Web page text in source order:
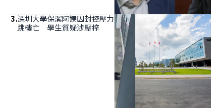
3.深圳大學保潔阿姨因封控壓力
跳樓亡 學生質疑涉壓榨